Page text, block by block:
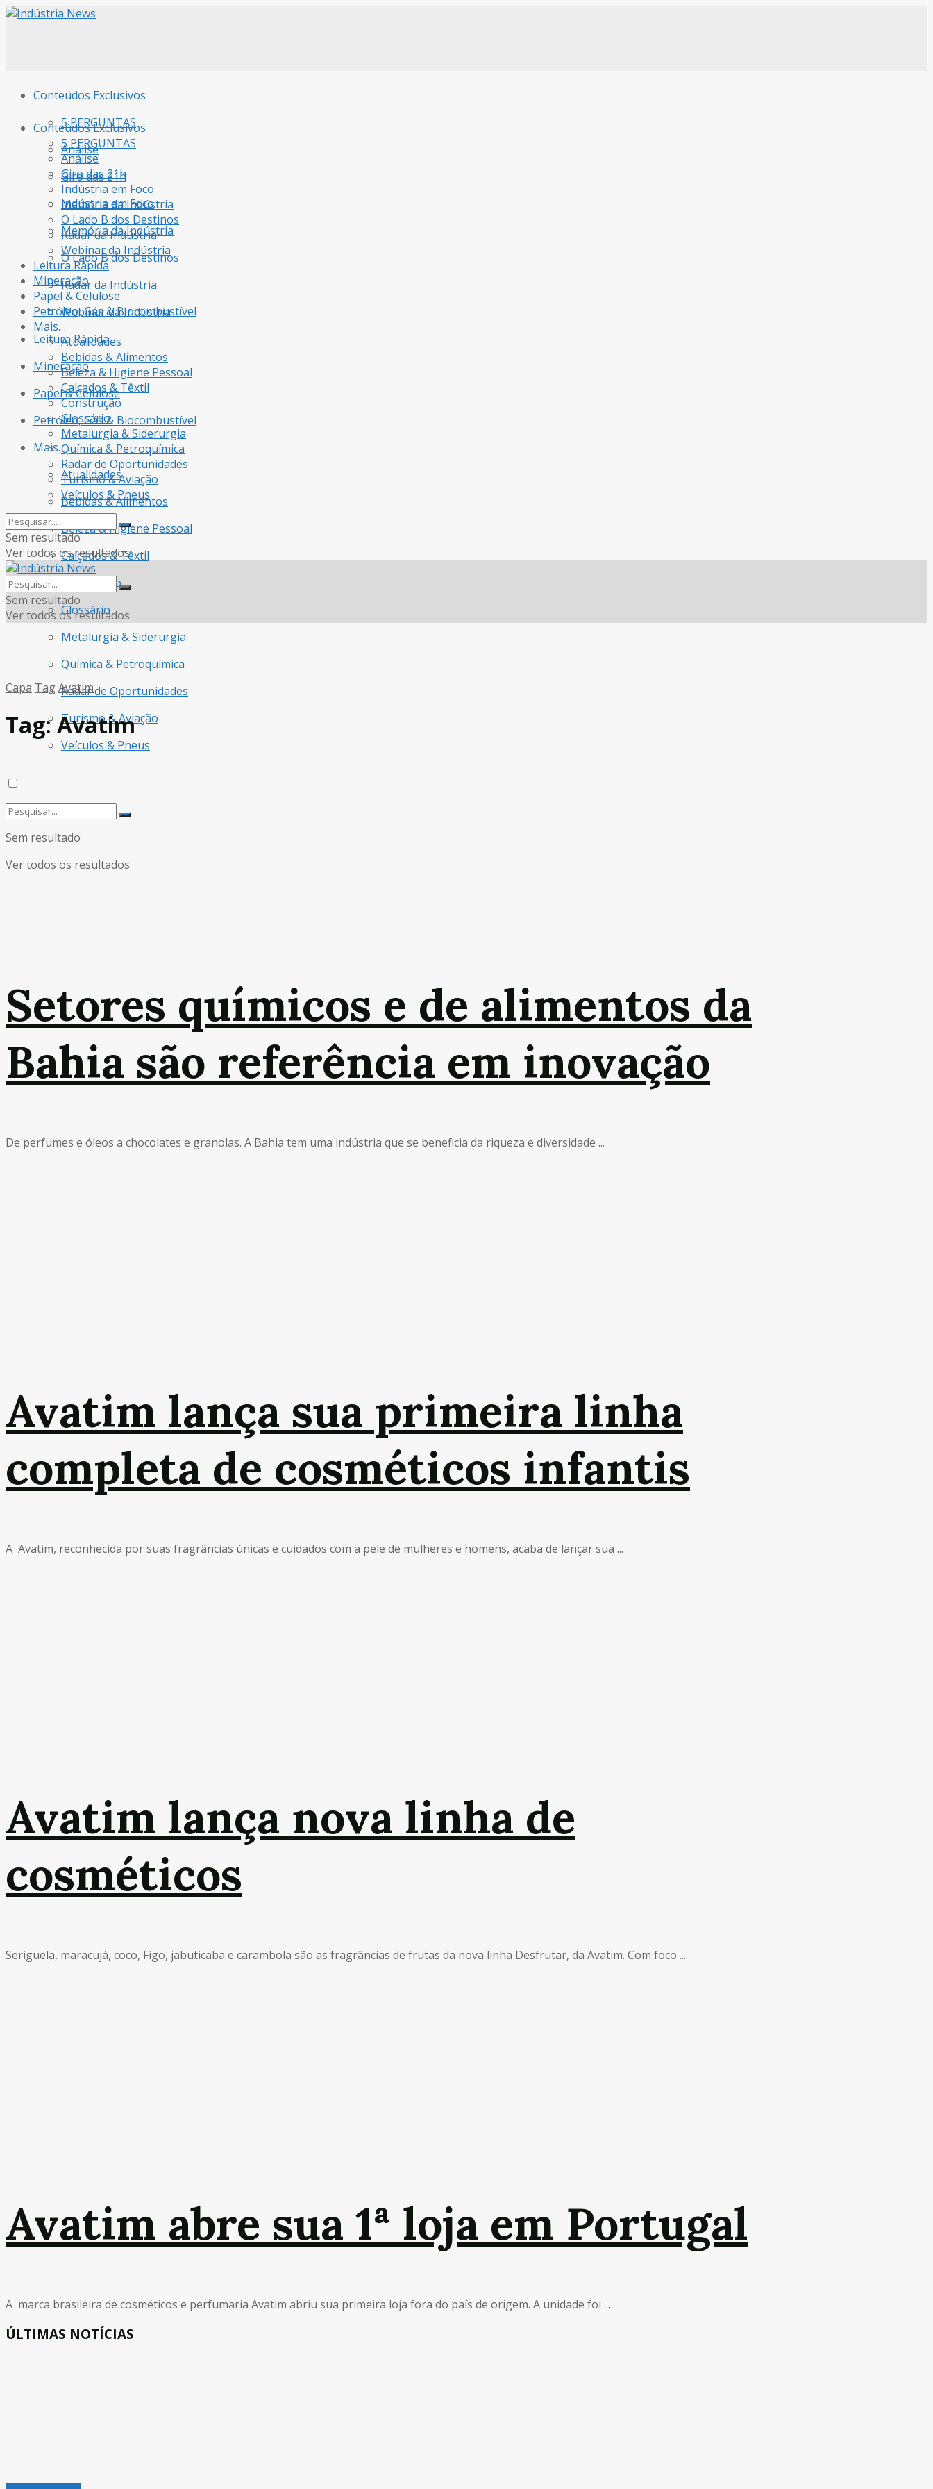
Conteúdos Exclusivos
5 PERGUNTAS
Análise
Giro das 21h
Indústria em Foco
Memória da Indústria
O Lado B dos Destinos
Radar da Indústria
Webinar da Indústria
Leitura Rápida
Mineração
Papel & Celulose
Petróleo, Gás & Biocombustível
Mais…
Atualidades
Bebidas & Alimentos
Beleza & Higiene Pessoal
Calçados & Têxtil
Construção
Glossário
Metalurgia & Siderurgia
Química & Petroquímica
Radar de Oportunidades
Turismo & Aviação
Veículos & Pneus
Sem resultado
Ver todos os resultados
Conteúdos Exclusivos
5 PERGUNTAS
Análise
Giro das 21h
Indústria em Foco
Memória da Indústria
O Lado B dos Destinos
Radar da Indústria
Webinar da Indústria
Leitura Rápida
Mineração
Papel & Celulose
Petróleo, Gás & Biocombustível
Mais…
Atualidades
Bebidas & Alimentos
Beleza & Higiene Pessoal
Calçados & Têxtil
Construção
Glossário
Metalurgia & Siderurgia
Química & Petroquímica
Radar de Oportunidades
Turismo & Aviação
Veículos & Pneus
Sem resultado
Ver todos os resultados
Sem resultado
Ver todos os resultados
Capa TagAvatim
Tag:Avatim
Setores químicos e de alimentos da
Bahia são referência em inovação
De perfumes e óleos a chocolates e granolas. A Bahia tem uma indústria que se beneficia da riqueza e diversidade ...
Avatim lança sua primeira linha
completa de cosméticos infantis
A Avatim, reconhecida por suas fragrâncias únicas e cuidados com a pele de mulheres e homens, acaba de lançar sua ...
Avatim lança nova linha de
cosméticos
Seriguela, maracujá, coco, Figo, jabuticaba e carambola são as fragrâncias de frutas da nova linha Desfrutar, da Avatim. Com foco ...
Avatim abre sua 1ª loja em Portugal
A marca brasileira de cosméticos e perfumaria Avatim abriu sua primeira loja fora do país de origem. A unidade foi ...
ÚLTIMAS NOTÍCIAS